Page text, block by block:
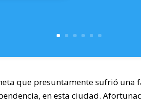
que presuntamente sufrió una
en esta ciudad.